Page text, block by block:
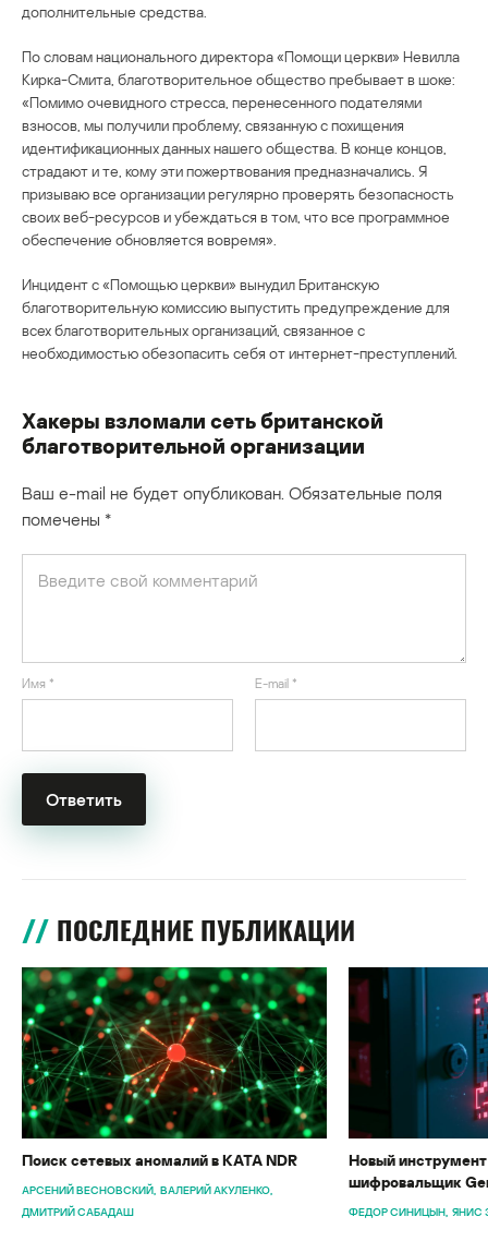
дополнительные средства.
По словам национального директора «Помощи церкви» Невилла
Кирка-Смита, благотворительное общество пребывает в шоке:
«Помимо очевидного стресса, перенесенного подателями
взносов, мы получили проблему, связанную с похищения
идентификационных данных нашего общества. В конце концов,
страдают и те, кому эти пожертвования предназначались. Я
призываю все организации регулярно проверять безопасность
своих веб-ресурсов и убеждаться в том, что все программное
обеспечение обновляется вовремя».
Инцидент с «Помощью церкви» вынудил Британскую
благотворительную комиссию выпустить предупреждение для
всех благотворительных организаций, связанное с
необходимостью обезопасить себя от интернет-преступлений.
Хакеры взломали сеть британской
благотворительной организации
Ваш e-mail не будет опубликован. Обязательные поля
помечены *
Имя * E-mail *
ПОСЛЕДНИЕ ПУБЛИКАЦИИ
Поиск сетевых аномалий в KATA NDR
АРСЕНИЙ ВЕСНОВСКИЙ ВАЛЕРИЙ АКУЛЕНКО
ДМИТРИЙ САБАДАШ
Новый
шифровальщик
ФЕДОР СИНИЦЫН ЯНИС